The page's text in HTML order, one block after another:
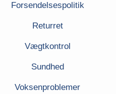
Forsendelsespolitik
Returret
Vægtkontrol
Sundhed
Voksenproblemer